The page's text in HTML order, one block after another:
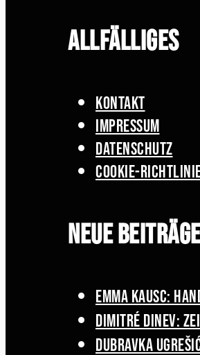
Allfälliges
Kontakt
Impressum
Datenschutz
Cookie-
Neue
Emma Kausc:
Dimitré Dinev:
Dubravka